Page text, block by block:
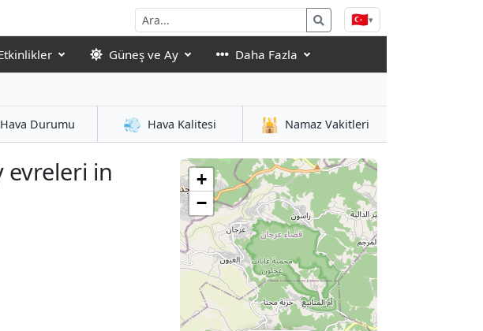
🇹🇷▾
Güneş ve Ay Daha Fazla
Hava Durumu 💨 Hava Kalitesi 🕌 Namaz Vakitleri
evreleri in
+
−